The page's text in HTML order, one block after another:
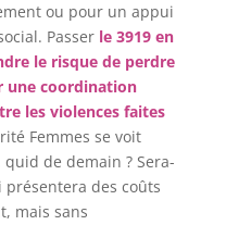
ou pour un appui
Passer le 3919 en
le risque de perdre
une coordination
les violences faites
Femmes se voit
de demain ? Sera-
des coûts
mais sans